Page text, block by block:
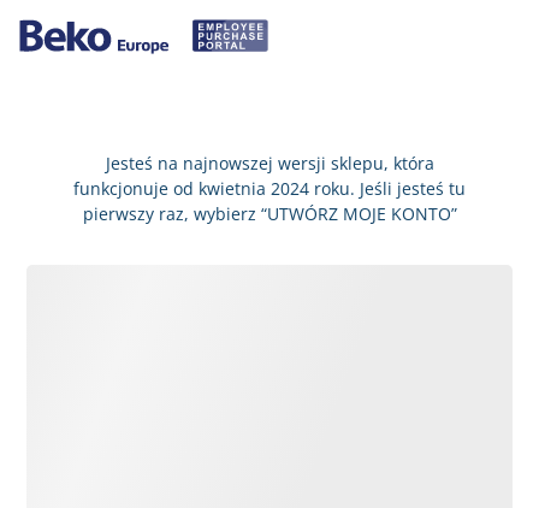
Jesteś na najnowszej wersji sklepu, która
funkcjonuje od kwietnia 2024 roku. Jeśli jesteś tu
pierwszy raz, wybierz “UTWÓRZ MOJE KONTO”